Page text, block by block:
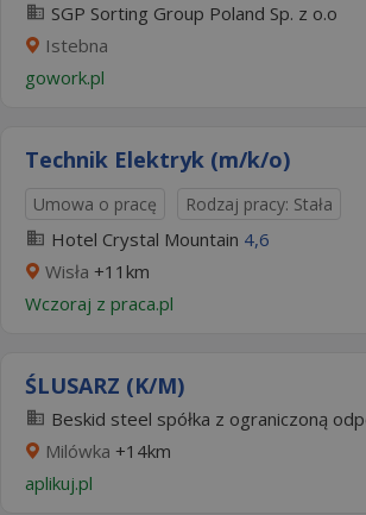
SGP Sorting Group Poland Sp. z o.o
Istebna
gowork.pl
Technik Elektryk (m/k/o)
Umowa o pracę Rodzaj pracy: Stała
Hotel Crystal Mountain 4,6
Wisła +11km
Wczoraj z praca.pl
ŚLUSARZ (K/M)
Beskid steel spółka z ograniczoną
Milówka +14km
aplikuj.pl